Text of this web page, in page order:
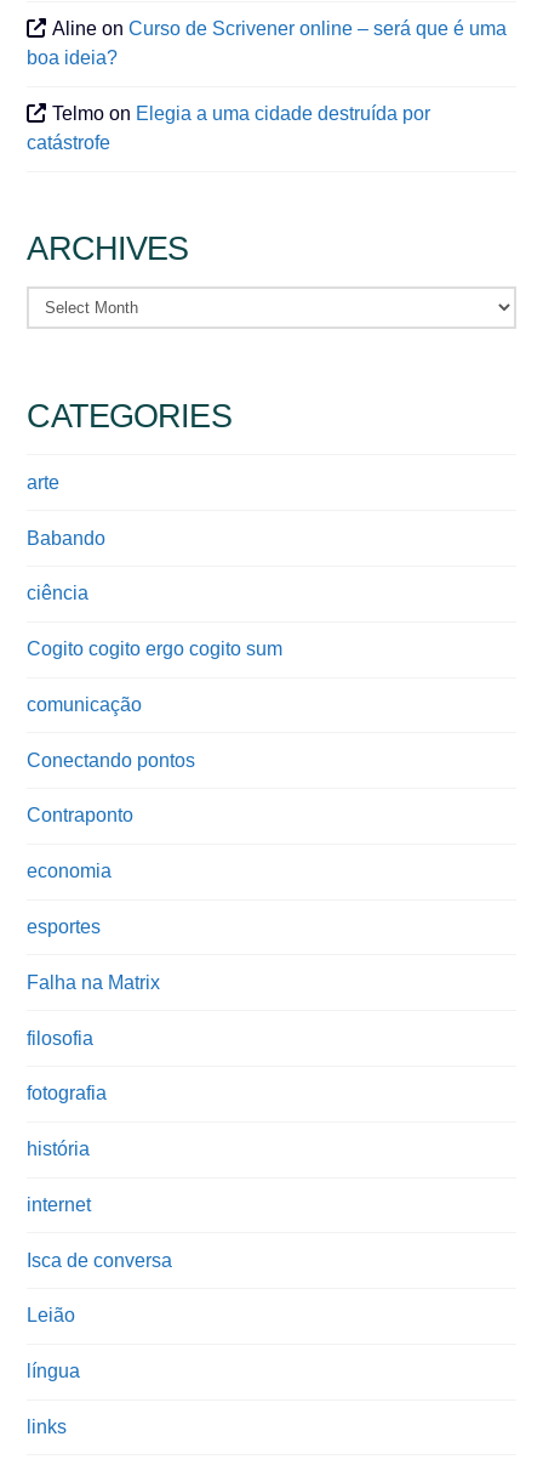
Aline onCurso de Scrivener online – será que é uma
boa ideia?
Telmo on Elegia a uma cidade destruída por
catástrofe
ARCHIVES
Archives
CATEGORIES
arte
Babando
ciência
Cogito cogito ergo cogito sum
comunicação
Conectando pontos
Contraponto
economia
esportes
Falha na Matrix
filosofia
fotografia
história
internet
Isca de conversa
Leião
língua
links